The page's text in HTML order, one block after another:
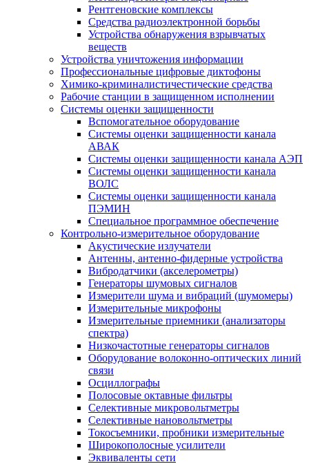
Рентгеновские комплексы
Средства радиоэлектронной борьбы
Устройства обнаружения взрывчатых
веществ
Устройства уничтожения информации
Профессиональные цифровые диктофоны
Химико-криминалистичестические средства
Рабочие станции в защищенном исполнении
Системы оценки защищенности
Вспомогательное оборудование
Системы оценки защищенности канала
АВАК
Системы оценки защищенности канала АЭП
Системы оценки защищенности канала
ВОЛС
Системы оценки защищенности канала
ПЭМИН
Специальное программное обеспечение
Контрольно-измерительное оборудование
Акустические излучатели
Антенны, антенно-фидерные устройства
Вибродатчики (акселерометры)
Генераторы шумовых сигналов
Измерители шума и вибраций (шумомеры)
Измерительные микрофоны
Измерительные приемники (анализаторы
спектра)
Низкочастотные генераторы сигналов
Оборудование волоконно-оптических линий
связи
Осциллографы
Полосовые октавные фильтры
Селективные микровольтметры
Селективные нановольтметры
Токосъемники, пробники измерительные
Широкополосные усилители
Эквиваленты сети